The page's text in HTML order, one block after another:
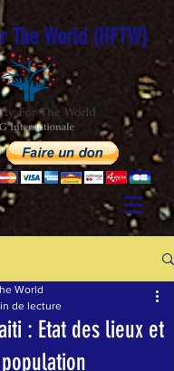
The World (HFTW)
: Etat des lieux et
World
de lecture